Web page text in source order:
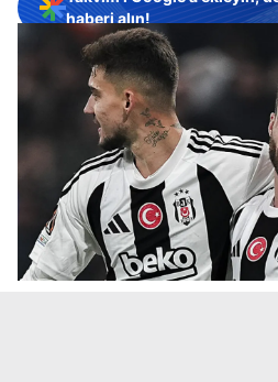
haberi alın!